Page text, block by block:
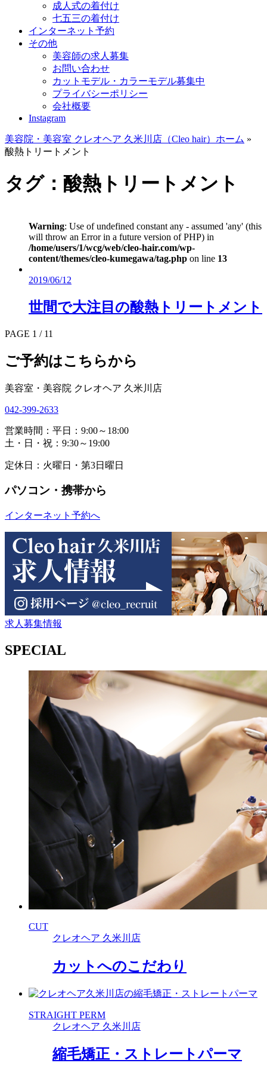
成人式の着付け
七五三の着付け
インターネット予約
その他
美容師の求人募集
お問い合わせ
カットモデル・カラーモデル募集中
プライバシーポリシー
会社概要
Instagram
美容院・美容室 クレオヘア 久米川店（Cleo hair）ホーム »
酸熱トリートメント
タグ：酸熱トリートメント
Warning: Use of undefined constant any - assumed 'any' (this
will throw an Error in a future version of PHP) in
/home/users/1/wcg/web/cleo-hair.com/wp-
content/themes/cleo-kumegawa/tag.php on line 13
2019/06/12
世間で大注目の酸熱トリートメント
PAGE 1 / 11
ご予約はこちらから
美容室・美容院 クレオヘア 久米川店
042-399-2633
営業時間：平日：9:00～18:00
土・日・祝：9:30～19:00
定休日：火曜日・第3日曜日
パソコン・携帯から
インターネット予約へ
求人募集情報
SPECIAL
CUT
クレオヘア 久米川店
カットへのこだわり
STRAIGHT PERM
クレオヘア 久米川店
縮毛矯正・ストレートパーマ